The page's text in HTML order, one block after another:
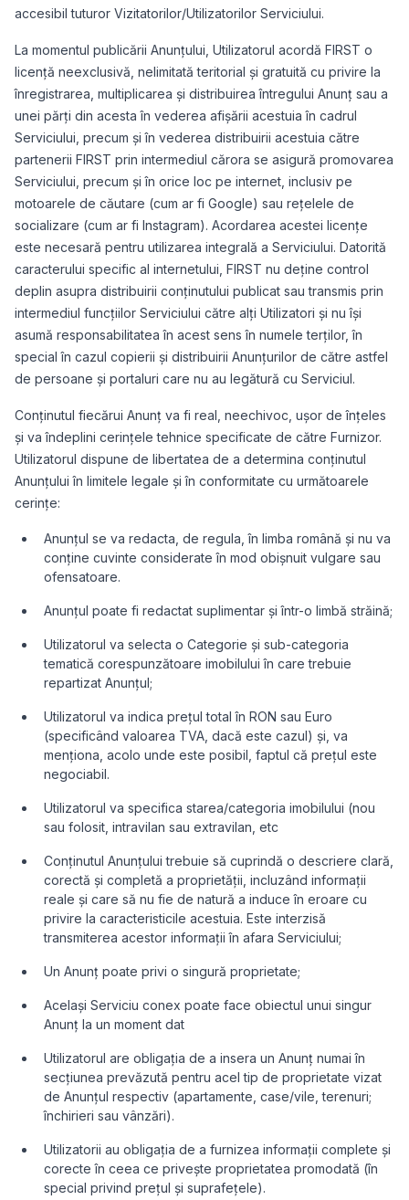
accesibil tuturor Vizitatorilor/Utilizatorilor Serviciului.
La momentul publicării Anunțului, Utilizatorul acordă FIRST o
licență neexclusivă, nelimitată teritorial și gratuită cu privire la
înregistrarea, multiplicarea și distribuirea întregului Anunț sau a
unei părți din acesta în vederea afișării acestuia în cadrul
Serviciului, precum și în vederea distribuirii acestuia către
partenerii FIRST prin intermediul cărora se asigură promovarea
Serviciului, precum și în orice loc pe internet, inclusiv pe
motoarele de căutare (cum ar fi Google) sau rețelele de
socializare (cum ar fi Instagram). Acordarea acestei licențe
este necesară pentru utilizarea integrală a Serviciului. Datorită
caracterului specific al internetului, FIRST nu deține control
deplin asupra distribuirii conținutului publicat sau transmis prin
intermediul funcțiilor Serviciului către alți Utilizatori și nu își
asumă responsabilitatea în acest sens în numele terților, în
special în cazul copierii și distribuirii Anunțurilor de către astfel
de persoane și portaluri care nu au legătură cu Serviciul.
Conținutul fiecărui Anunț va fi real, neechivoc, ușor de înțeles
și va îndeplini cerințele tehnice specificate de către Furnizor.
Utilizatorul dispune de libertatea de a determina conținutul
Anunțului în limitele legale și în conformitate cu următoarele
cerințe:
Anunțul se va redacta, de regula, în limba română și nu va
conține cuvinte considerate în mod obișnuit vulgare sau
ofensatoare.
Anunțul poate fi redactat suplimentar și într-o limbă străină;
Utilizatorul va selecta o Categorie și sub-categoria
tematică corespunzătoare imobilului în care trebuie
repartizat Anunțul;
Utilizatorul va indica prețul total în RON sau Euro
(specificând valoarea TVA, dacă este cazul) și, va
menționa, acolo unde este posibil, faptul că prețul este
negociabil.
Utilizatorul va specifica starea/categoria imobilului (nou
sau folosit, intravilan sau extravilan, etc
Conținutul Anunțului trebuie să cuprindă o descriere clară,
corectă și completă a proprietății, incluzând informații
reale și care să nu fie de natură a induce în eroare cu
privire la caracteristicile acestuia. Este interzisă
transmiterea acestor informații în afara Serviciului;
Un Anunț poate privi o singură proprietate;
Același Serviciu conex poate face obiectul unui singur
Anunț la un moment dat
Utilizatorul are obligația de a insera un Anunț numai în
secțiunea prevăzută pentru acel tip de proprietate vizat
de Anunțul respectiv (apartamente, case/vile, terenuri;
închirieri sau vânzări).
Utilizatorii au obligația de a furnizea informații complete și
corecte în ceea ce privește proprietatea promodată (în
special privind prețul și suprafețele).